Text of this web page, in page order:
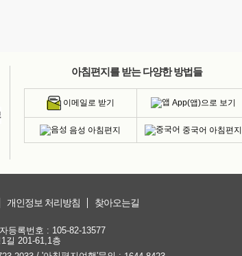
아침편지를 받는 다양한 방법들
이메일로 받기 App(앱)으로 보기
음성 아침편지 중국어 아침편지
개인정보 처리방침 찾아오는길
등록번호 : 105-82-13577
길 201-61,1층